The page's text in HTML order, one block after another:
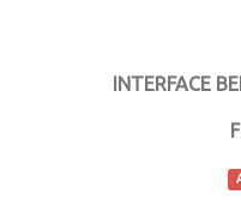
INTERFACE